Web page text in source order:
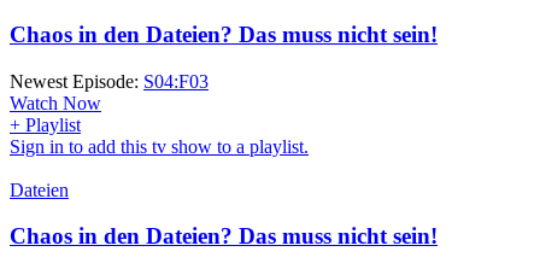
Chaos in den Dateien? Das muss nicht sein!
Newest Episode: S04:F03
Watch Now
+ Playlist
Sign in to add this tv show to a playlist.
Dateien
Chaos in den Dateien? Das muss nicht sein!